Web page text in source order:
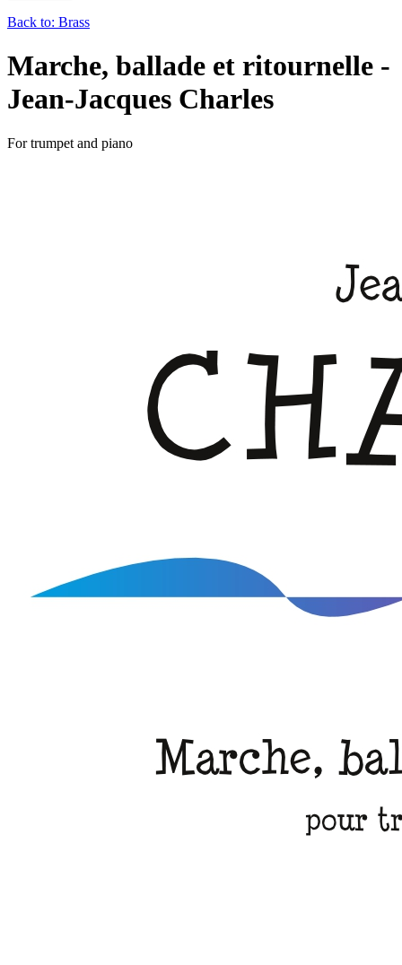
Back to: Brass
Marche, ballade et ritournelle -
Jean-Jacques Charles
For trumpet and piano